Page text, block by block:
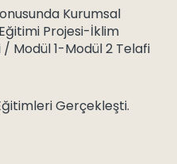
Kurumsal
Projesi-İklim
Modül 1-Modül 2 Telafi
Gerçekleşti.